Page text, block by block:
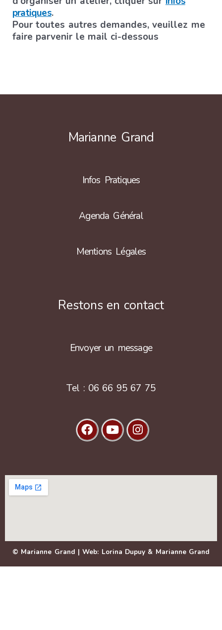
pratiques.
Pour toutes autres demandes, veuillez me
faire parvenir le mail ci-dessous
Marianne Grand
Infos Pratiques
Agenda Général
Mentions Légales
Restons en contact
Envoyer un message
Tel : 06 66 95 67 75
Facebook
YoutubeInstagram
© Marianne Grand | Web: Lorina Dupuy & Marianne Grand